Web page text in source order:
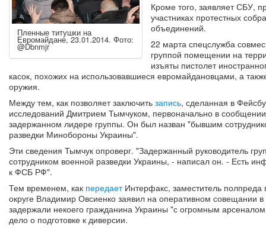
Пленные титушки на
Евромайдане, 23.01.2014. Фото:
@Dbnmjr
Кроме того, заявляет СБУ,
участниках протестных
объединений.
22 марта спецслужба
группой помещении на
изъяты пистолет
касок, похожих на использовавшиеся евромайдановцами, а
оружия.
Между тем, как позволяет заключить запись, сделанная в
исследований Дмитрием Тымчуком, первоначально в
задержанном лидере группы. Он был назван "бывшим
разведки Минобороны Украины".
Эти сведения Тымчук опроверг. "Задержанный руководитель
сотрудником военной разведки Украины, - написал он. - Есть
к ФСБ РФ".
Тем временем, как передаетИнтерфакс, заместитель
округе Владимир Овсиенко заявил на оперативном совещании
задержали некоего гражданина Украины "с огромным
дело о подготовке к диверсии.